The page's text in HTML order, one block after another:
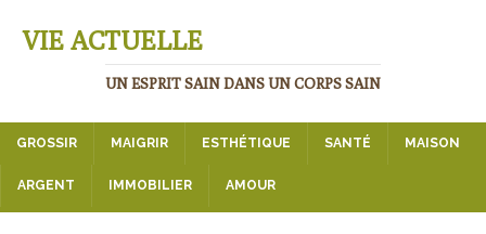
VIE ACTUELLE
UN ESPRIT SAIN DANS UN CORPS SAIN
GROSSIR MAIGRIR ESTHÉTIQUE SANTÉ MAISON
ARGENT IMMOBILIER AMOUR